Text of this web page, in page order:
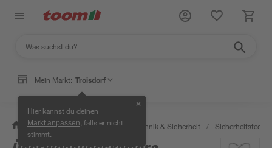
Mein Markt: Troisdorf
Hier kannst du deinen
Markt anpassen , falls er nicht
stimmt.
✕
/ Bauen & Renovieren / Haustechnik & Sicherheit /